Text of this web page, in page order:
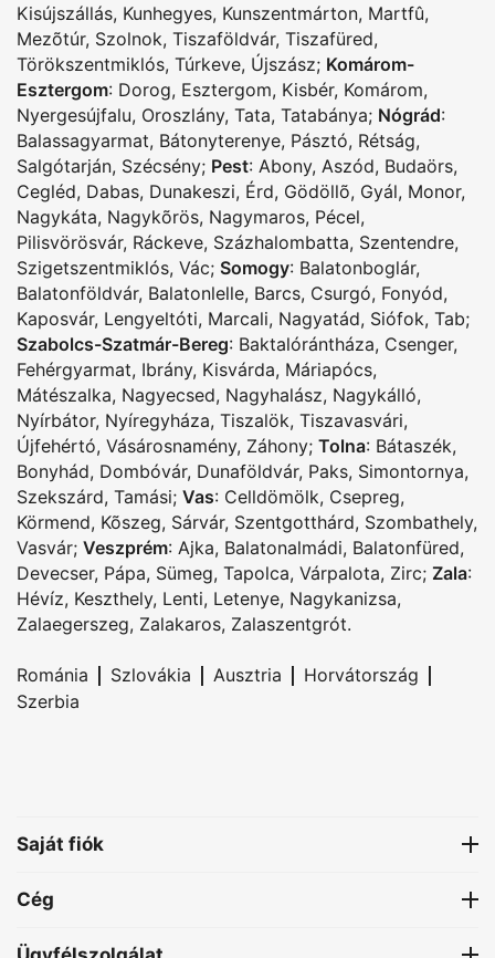
Kisújszállás, Kunhegyes, Kunszentmárton, Martfû,
Mezõtúr, Szolnok, Tiszaföldvár, Tiszafüred,
Törökszentmiklós, Túrkeve, Újszász; Komárom-
Esztergom: Dorog, Esztergom, Kisbér, Komárom,
Nyergesújfalu, Oroszlány, Tata, Tatabánya; Nógrád:
Balassagyarmat, Bátonyterenye, Pásztó, Rétság,
Salgótarján, Szécsény; Pest: Abony, Aszód, Budaörs,
Cegléd, Dabas, Dunakeszi, Érd, Gödöllõ, Gyál, Monor,
Nagykáta, Nagykõrös, Nagymaros, Pécel,
Pilisvörösvár, Ráckeve, Százhalombatta, Szentendre,
Szigetszentmiklós, Vác; Somogy: Balatonboglár,
Balatonföldvár, Balatonlelle, Barcs, Csurgó, Fonyód,
Kaposvár, Lengyeltóti, Marcali, Nagyatád, Siófok, Tab;
Szabolcs-Szatmár-Bereg: Baktalórántháza, Csenger,
Fehérgyarmat, Ibrány, Kisvárda, Máriapócs,
Mátészalka, Nagyecsed, Nagyhalász, Nagykálló,
Nyírbátor, Nyíregyháza, Tiszalök, Tiszavasvári,
Újfehértó, Vásárosnamény, Záhony; Tolna: Bátaszék,
Bonyhád, Dombóvár, Dunaföldvár, Paks, Simontornya,
Szekszárd, Tamási; Vas: Celldömölk, Csepreg,
Körmend, Kõszeg, Sárvár, Szentgotthárd, Szombathely,
Vasvár; Veszprém: Ajka, Balatonalmádi, Balatonfüred,
Devecser, Pápa, Sümeg, Tapolca, Várpalota, Zirc; Zala:
Hévíz, Keszthely, Lenti, Letenye, Nagykanizsa,
Zalaegerszeg, Zalakaros, Zalaszentgrót.
Románia | Szlovákia | Ausztria | Horvátország |
Szerbia
Saját fiók
Cég